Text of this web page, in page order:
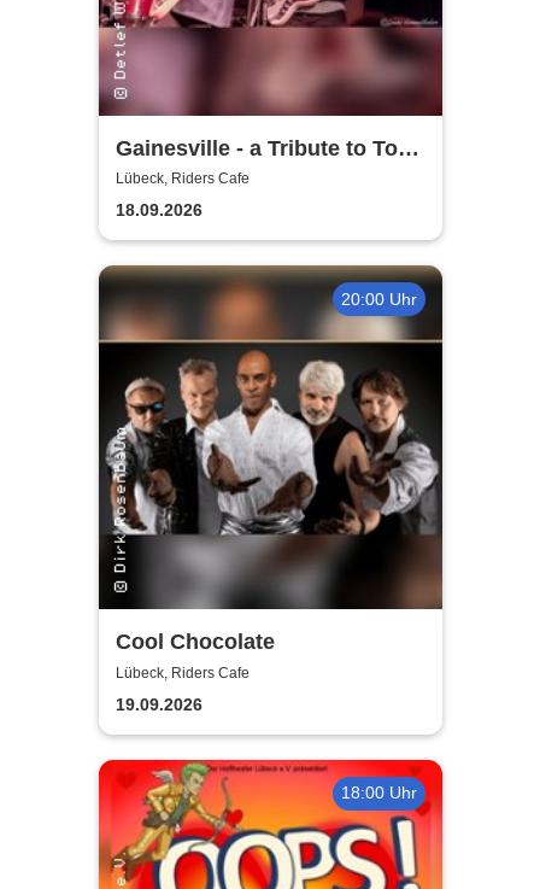
Gainesville - a Tribute to Tom
Petty & The Heartbreakers
Lübeck, Riders Cafe
18.09.2026
20:00 Uhr
Cool Chocolate
Lübeck, Riders Cafe
19.09.2026
18:00 Uhr